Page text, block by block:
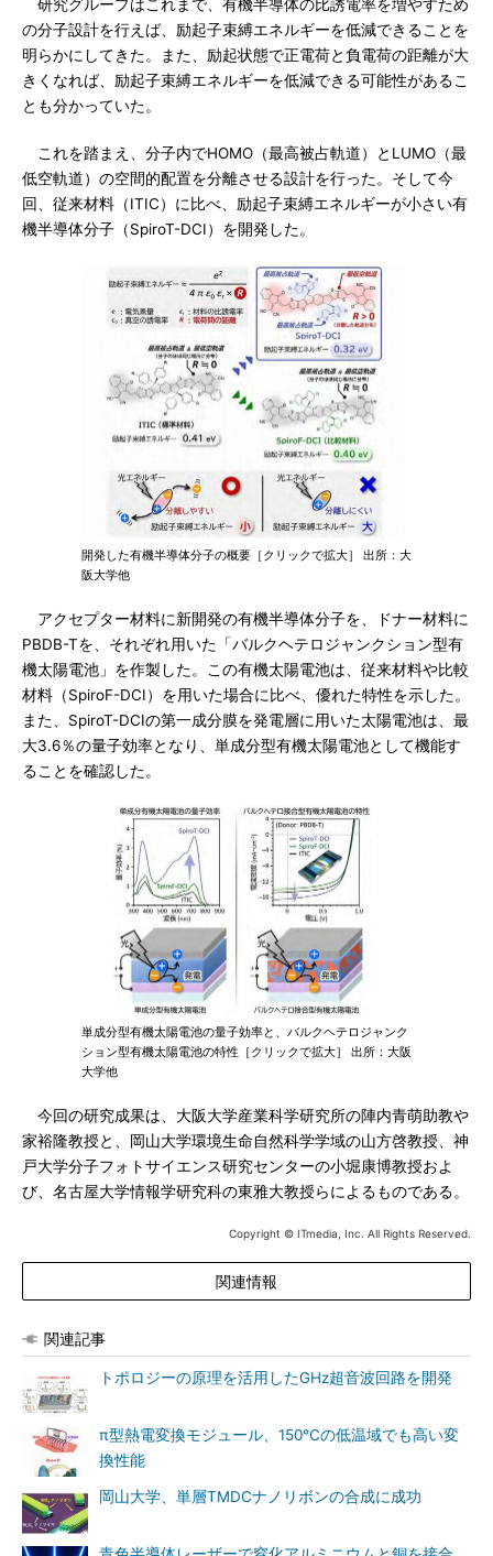
研究グループはこれまで、有機半導体の比誘電率を増やすため
の分子設計を行えば、励起子束縛エネルギーを低減できることを
明らかにしてきた。また、励起状態で正電荷と負電荷の距離が大
きくなれば、励起子束縛エネルギーを低減できる可能性があるこ
とも分かっていた。
これを踏まえ、分子内でHOMO（最高被占軌道）とLUMO（最
低空軌道）の空間的配置を分離させる設計を行った。そして今
回、従来材料（ITIC）に比べ、励起子束縛エネルギーが小さい有
機半導体分子（SpiroT-DCI）を開発した。
開発した有機半導体分子の概要［クリックで拡大］ 出所：大
阪大学他
アクセプター材料に新開発の有機半導体分子を、ドナー材料に
PBDB-Tを、それぞれ用いた「バルクヘテロジャンクション型有
機太陽電池」を作製した。この有機太陽電池は、従来材料や比較
材料（SpiroF-DCI）を用いた場合に比べ、優れた特性を示した。
また、SpiroT-DCIの第一成分膜を発電層に用いた太陽電池は、最
大3.6％の量子効率となり、単成分型有機太陽電池として機能す
ることを確認した。
単成分型有機太陽電池の量子効率と、バルクヘテロジャンク
ション型有機太陽電池の特性［クリックで拡大］ 出所：大阪
大学他
今回の研究成果は、大阪大学産業科学研究所の陣内青萌助教や
家裕隆教授と、岡山大学環境生命自然科学学域の山方啓教授、神
戸大学分子フォトサイエンス研究センターの小堀康博教授およ
び、名古屋大学情報学研究科の東雅大教授らによるものである。
Copyright © ITmedia, Inc. All Rights Reserved.
関連情報
関連記事
トポロジーの原理を活用したGHz超音波回路を開発
π型熱電変換モジュール、150℃の低温域でも高い変
換性能
岡山大学、単層TMDCナノリボンの合成に成功